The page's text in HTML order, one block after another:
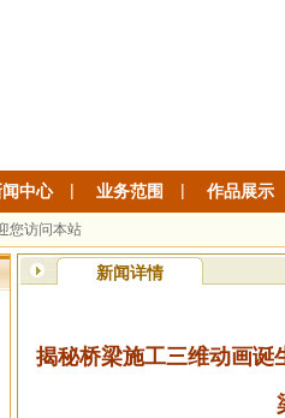
闻中心 | 业务范围 | 作品展示
您访问本站
新闻详情
揭秘桥梁施工三维动画诞